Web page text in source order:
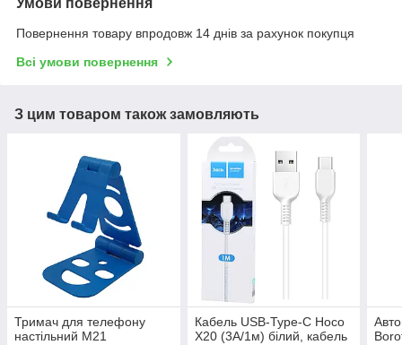
Умови повернення
Повернення товару впродовж 14 днів за рахунок покупця
Всі умови повернення
З цим товаром також замовляють
Тримач для телефону
настільний М21
Кабель USB-Type-C Hoco
X20 (3А/1м) білий, кабель